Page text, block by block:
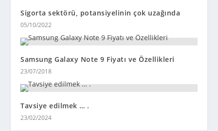
Sigorta sektörü, potansiyelinin çok uzağında
05/10/2022
Samsung Galaxy Note 9 Fiyatı ve Özellikleri
23/07/2018
Tavsiye edilmek … .
23/02/2024